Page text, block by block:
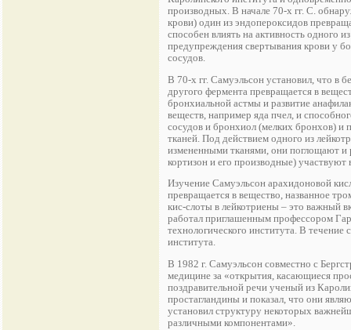
производных. В начале 70-х гг. С.
крови) один из эндопероксидов
способен влиять на активность одного
предупреждения свертывания крови у
сосудов.
В 70-х гг. Самуэльсон установил, что в
другого фермента превращается в
бронхиальной астмы и развитие
веществ, например яда пчел, и
сосудов и бронхиол (мелких бронхов) и
тканей. Под действием одного из
измененными тканями, они поглощают
кортизон и его производные) участвуют
Изучение Самуэльсон арахидоновой
превращается в вещество, названное
кис-слоты в лейкотриены – это важный
работал приглашенным профессором
технологического института. В
института.
В 1982 г. Самуэльсон совместно с
медицине за «открытия, касающиеся
поздравительной речи ученый из
простагландины и показал, что они
установил структуру некоторых
различными компонентами».